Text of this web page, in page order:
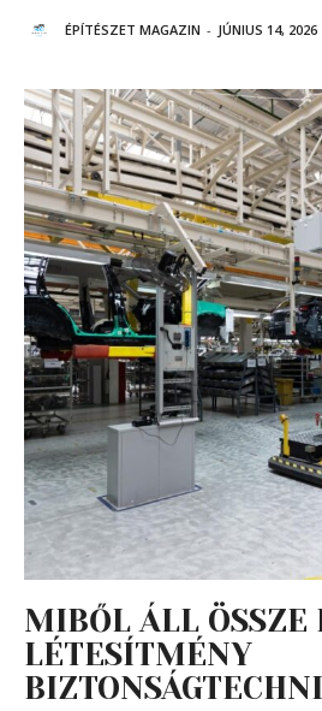
ÉPÍTÉSZET MAGAZIN - JÚNIUS 14, 2026
MIBŐL ÁLL ÖSSZE
LÉTESÍTMÉNY